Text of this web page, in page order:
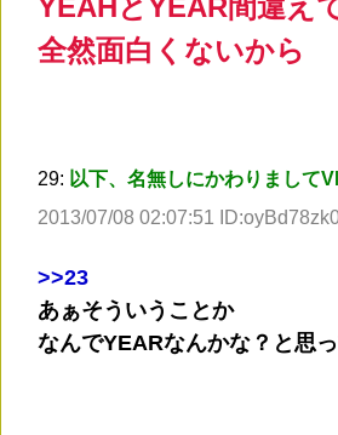
全然面白くないから
29: 以下、名無しにかわりまして
2013/07/08 02:07:51
>>23
あぁそういうことか
なんでYEARなんかな？と思